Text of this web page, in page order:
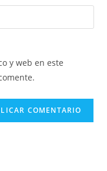
y web en este